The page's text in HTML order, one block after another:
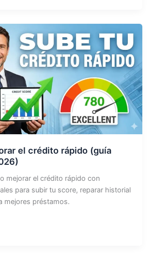
el crédito rápido (guía
mejorar el crédito rápido con
para subir tu score, reparar historial
mejores préstamos.